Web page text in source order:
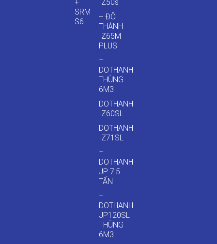
+
SRM
S6
IZ50s
+ ĐÔ
THÀNH
IZ65M
PLUS
–
DOTHANH
THÙNG
6M3
DOTHANH
IZ60SL
DOTHANH
IZ71SL
–
DOTHANH
JP 7.5
TẤN
+
DOTHANH
JP120SL
THÙNG
6M3